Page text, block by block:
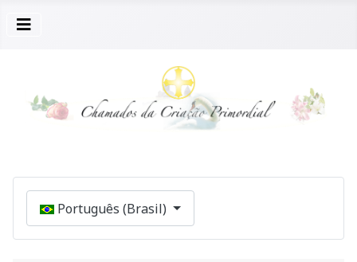
Português (Brasil)